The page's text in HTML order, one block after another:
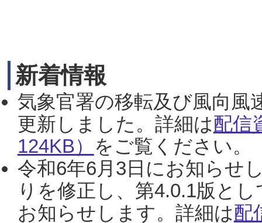
新着情報
気象官署の移転及び風向風
更新しました。詳細は配信
124KB） をご覧ください。
令和6年6月3日にお知らせ
りを修正し、第4.0.1版と
お知らせします。詳細は配